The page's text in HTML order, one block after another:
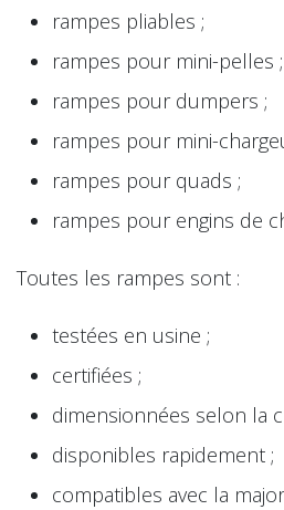
rampes pliables ;
rampes pour mini-pelles ;
rampes pour dumpers ;
rampes pour mini-
rampes pour quads ;
rampes pour engins de
Toutes les rampes sont :
testées en usine ;
certifiées ;
dimensionnées selon la
disponibles rapidement ;
compatibles avec la